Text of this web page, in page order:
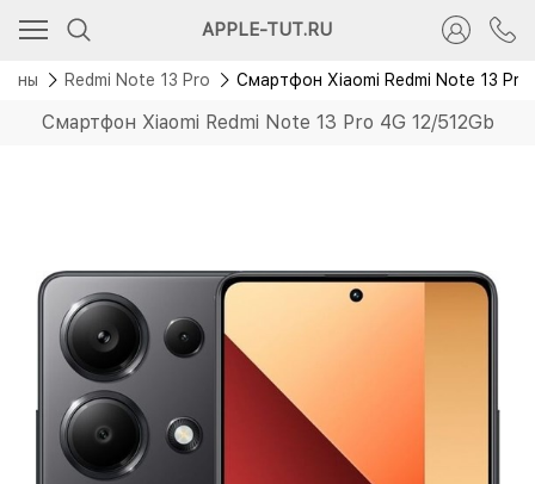
APPLE-TUT.RU
Redmi Note 13 Pro Смартфон Xiaomi Redmi Note 13 Pro
Смартфон Xiaomi Redmi Note 13 Pro 4G 12/512Gb
Скидка 5 500 руб.